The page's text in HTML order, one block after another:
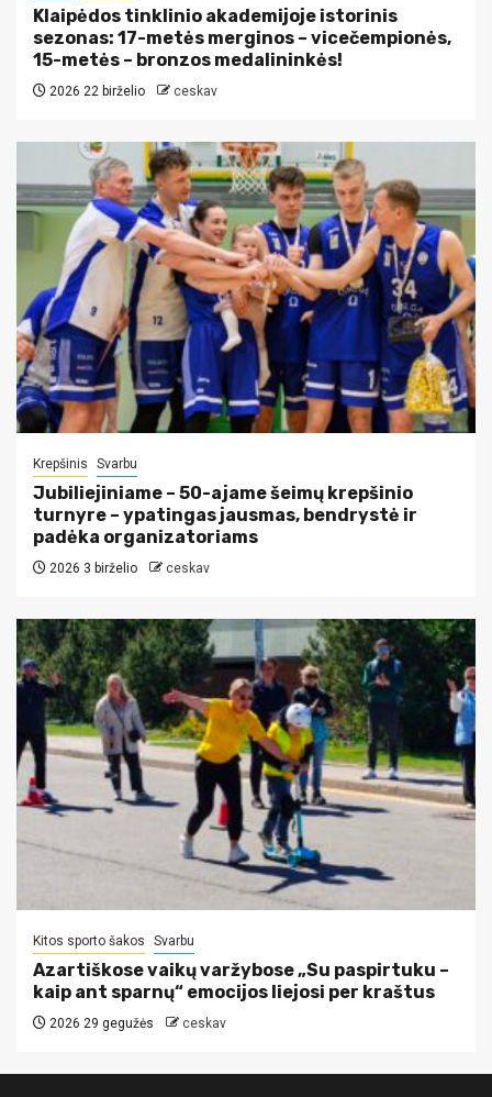
Klaipėdos tinklinio akademijoje istorinis
sezonas: 17-metės merginos – vicečempionės,
15-metės – bronzos medalininkės!
2026 22 birželio ceskav
Krepšinis Svarbu
Jubiliejiniame – 50-ajame šeimų krepšinio
turnyre – ypatingas jausmas, bendrystė ir
padėka organizatoriams
2026 3 birželio ceskav
Kitos sporto šakos Svarbu
Azartiškose vaikų varžybose „Su paspirtuku –
kaip ant sparnų“ emocijos liejosi per kraštus
2026 29 gegužės ceskav